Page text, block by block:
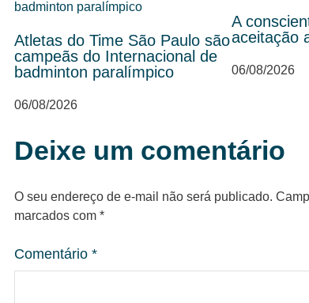
Atletas do Time São Paulo são
campeãs do Internacional de
badminton paralímpico
06/08/2026
A
aceitação
06/08/2026
Deixe um comentário
O seu endereço de e-mail não será publicado.
marcados com *
Comentário *